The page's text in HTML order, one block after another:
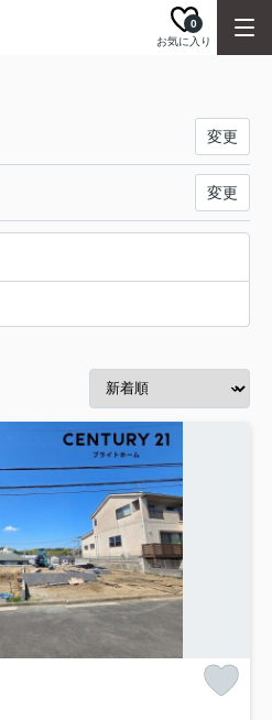
お気に入り
0
変更
変更